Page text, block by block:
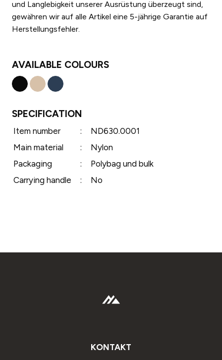
und Langlebigkeit unserer Ausrüstung überzeugt sind,
gewähren wir auf alle Artikel eine 5-jährige Garantie auf
Herstellungsfehler.
AVAILABLE COLOURS
SPECIFICATION
Item number :
ND630.0001
Main material
:
Nylon
Packaging
:
Polybag und bulk
Carrying handle
: No
KONTAKT